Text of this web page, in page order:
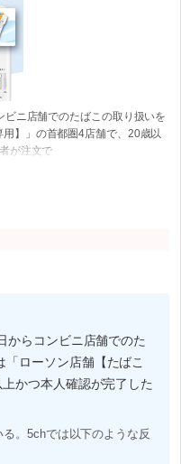
ニ店舗でのたばこの取り扱いを
】」の首都圏4店舗で、20歳以
が注文で
からコンビニ店舗でのた
ローソン店舗【たばこ
かつ本人確認が完了した
。5chでは以下のような反